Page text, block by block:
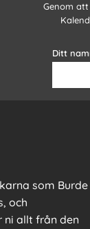
Genom
Ditt
som Burde
och
ni allt från den